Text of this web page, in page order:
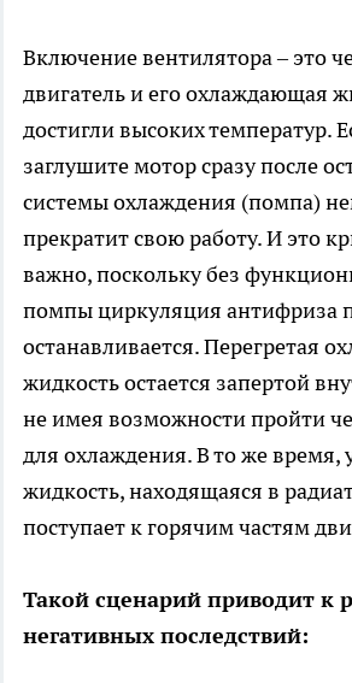
Включение вентилятора – это
двигатель и его охлаждающая
достигли высоких температур.
заглушите мотор сразу после
системы охлаждения (помпа)
прекратит свою работу. И это
важно, поскольку без
помпы циркуляция антифриза
останавливается. Перегретая
жидкость остается запертой
не имея возможности пройти
для охлаждения. В то же время,
жидкость, находящаяся в
поступает к горячим частям
Такой сценарий приводит к
негативных последствий: